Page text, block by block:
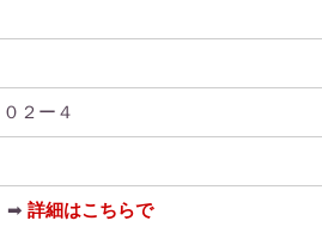
２ー４
➡ 詳細はこちらで